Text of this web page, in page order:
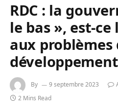
RDC : la
le bas », est-
aux problèmes
By 9 septembre 2023
2 Mins Read